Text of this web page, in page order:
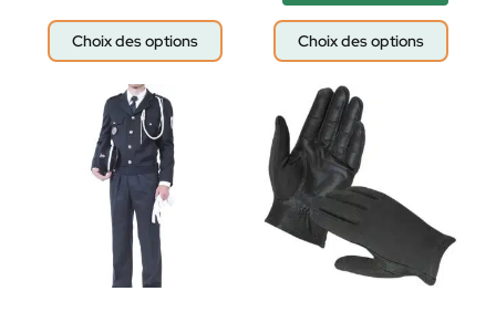
Choix des options Choix des options